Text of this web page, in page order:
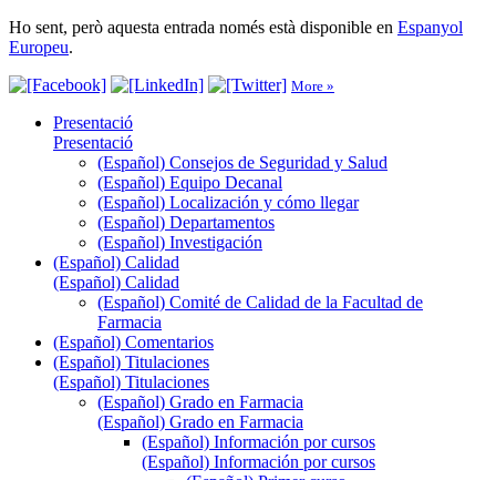
Ho sent, però aquesta entrada només està disponible en Espanyol
Europeu.
More »
Presentació
Presentació
(Español) Consejos de Seguridad y Salud
(Español) Equipo Decanal
(Español) Localización y cómo llegar
(Español) Departamentos
(Español) Investigación
(Español) Calidad
(Español) Calidad
(Español) Comité de Calidad de la Facultad de
Farmacia
(Español) Comentarios
(Español) Titulaciones
(Español) Titulaciones
(Español) Grado en Farmacia
(Español) Grado en Farmacia
(Español) Información por cursos
(Español) Información por cursos